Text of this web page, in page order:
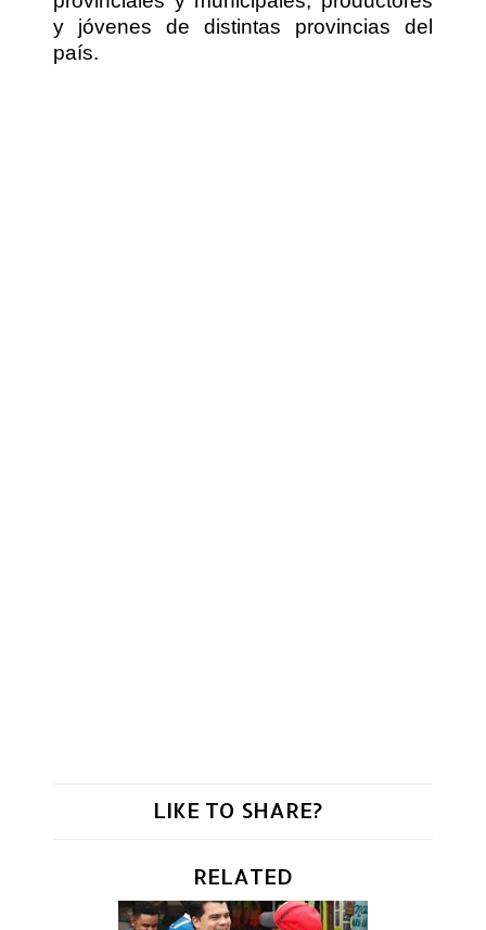
y jóvenes de distintas provincias del
país.
LIKE TO SHARE?
RELATED